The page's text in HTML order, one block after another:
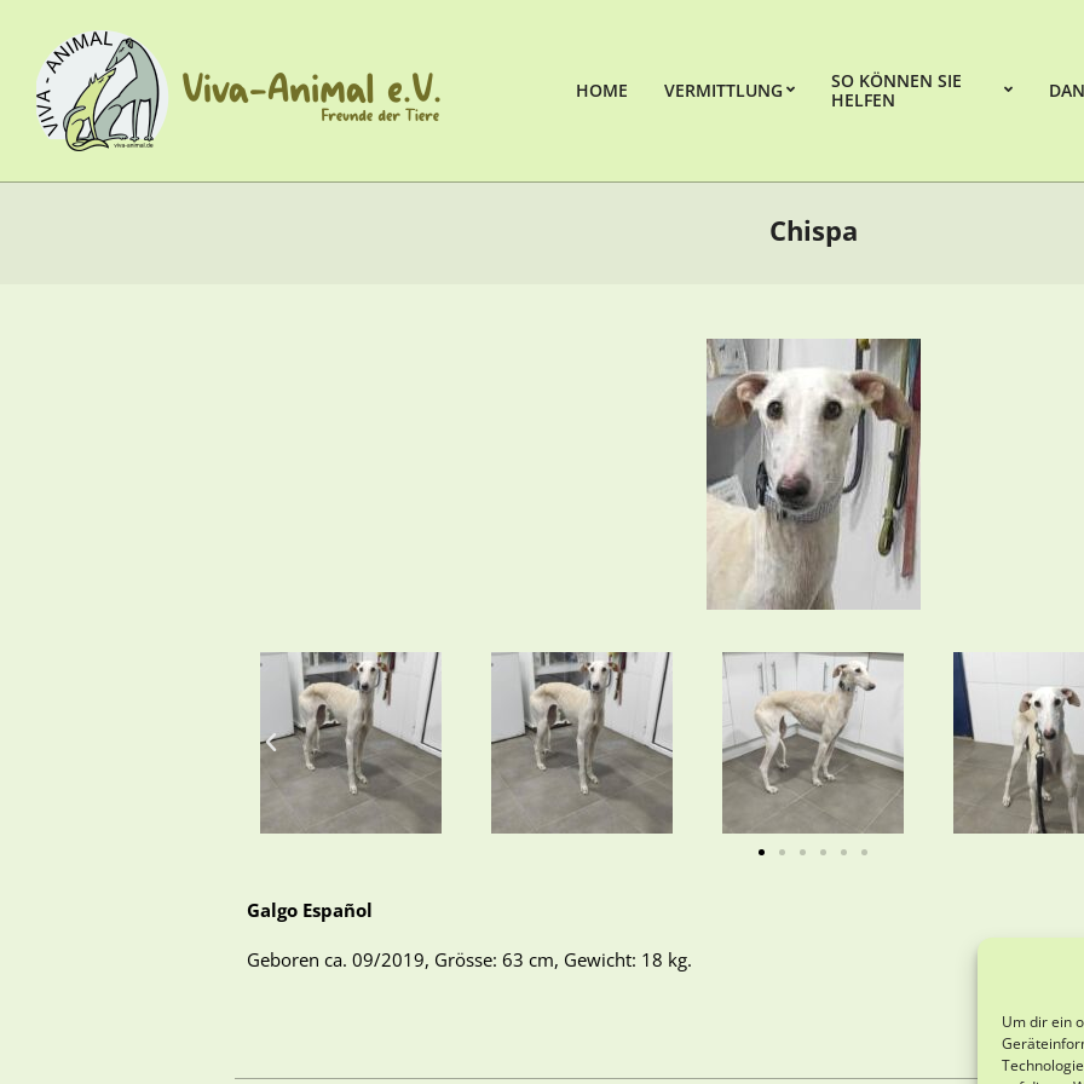
Um dir ein
HOME VERMITTLUNG
SO KÖNNEN SIE
HELFEN
Chispa
Galgo Español
Geboren ca. 09/2019, Grösse: 63 cm, Gewicht: 18 kg.